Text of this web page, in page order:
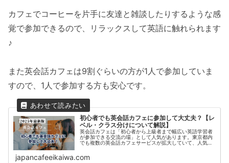
カフェでコーヒーを片手に友達と雑談したりするような感
覚で参加できるので、リラックスして英語に触れられます
♪
また英会話カフェは9割ぐらいの方が1人で参加していま
すので、1人で参加する方も安心です。
初心者でも英会話カフェに参加して大丈夫？【レ
ベル・クラス分けについて解説】
英会話カフェは「初心者から上級者まで幅広い英語学習者
が参加できる交流の場」として人気があります。東京都内
でも複数の英会話カフェサービスが拡大していて、人気は
japancafeeikaiwa.com